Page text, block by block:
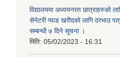
विद्यालयमा अध्ययनरत छात्राहरुको
सेनेटरी प्याड खरीदको लागि दरभाउ
सम्बन्धी ७ दिने सूचना ।
मिति: 05/02/2023 - 16:31